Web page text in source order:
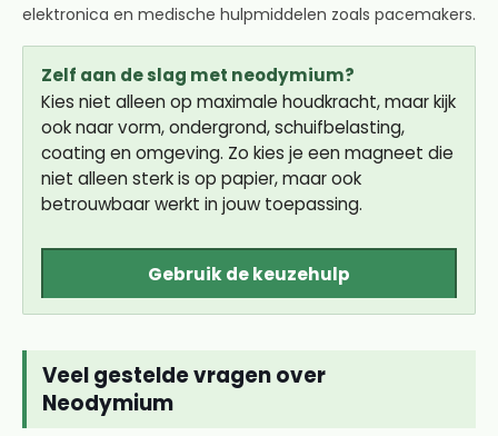
elektronica en medische hulpmiddelen zoals pacemakers.
Zelf aan de slag met neodymium?
Kies niet alleen op maximale houdkracht, maar kijk
ook naar vorm, ondergrond, schuifbelasting,
coating en omgeving. Zo kies je een magneet die
niet alleen sterk is op papier, maar ook
betrouwbaar werkt in jouw toepassing.
Gebruik de keuzehulp
Veel gestelde vragen over
Neodymium